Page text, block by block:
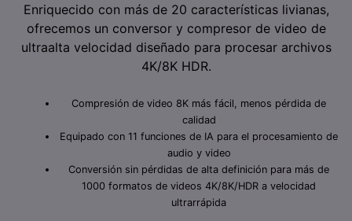
Soluciones
Sala de prensa
UniConverter para Windows
UniConverter para Mac
AniSmall-Compresor de Video
AniSmall para Desktop
Convertir de Voz a Texto
Convertir con precisión de voz a
texto para audio y video.
Nuevo
Convertidor de Video
Disfruta de funciones de
conversión potentes e
inteligentes.
Soluciones
Donde hay deporte, está
Ofertas Educativas
Los usuarios educativos disfrutan
de hasta un 60% de DTO.
Popular
¿Cómo utilizar Wondershare UniConverter? Aprenda la guía
Toda la información que necesita para utilizar UniConverter.
COMPRAR Sign In
Enriquecido con más de 20 características livianas,
ofrecemos un conversor y compresor de video de
ultraalta velocidad diseñado para procesar archivos
4K/8K HDR.
Compresión de video 8K más fácil, menos pérdida de
calidad
Equipado con 11 funciones de IA para el procesamiento de
audio y video
Conversión sin pérdidas de alta definición para más de
1000 formatos de videos 4K/8K/HDR a velocidad
ultrarrápida